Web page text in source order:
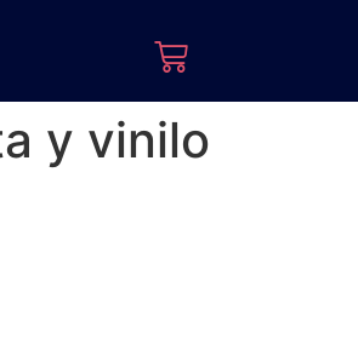
y vinilo